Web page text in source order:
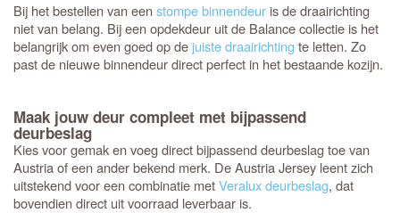
Bij het bestellen van eenstompe binnendeur is de draairichting
niet van belang. Bij een opdekdeur uit de Balance collectie is het
belangrijk om even goed op de juiste draairichtingte letten. Zo
past de nieuwe binnendeur direct perfect in het bestaande kozijn.
Maak jouw deur compleet met bijpassend
deurbeslag
Kies voor gemak en voeg direct bijpassend deurbeslag toe van
Austria of een ander bekend merk. De Austria Jersey leent zich
uitstekend voor een combinatie metVeralux deurbeslag, dat
bovendien direct uit voorraad leverbaar is.